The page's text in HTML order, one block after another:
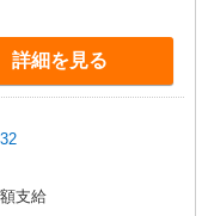
※過去実績2.6ヶ月
本給） 【試用期
ございません。
詳細を見る
支給